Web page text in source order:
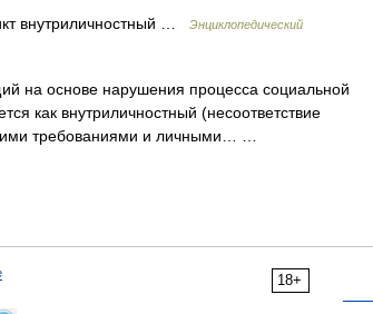
внутриличностный …
Энциклопедический
на основе нарушения процесса социальной
как внутриличностный (несоответствие
требованиями и личными… …
18+